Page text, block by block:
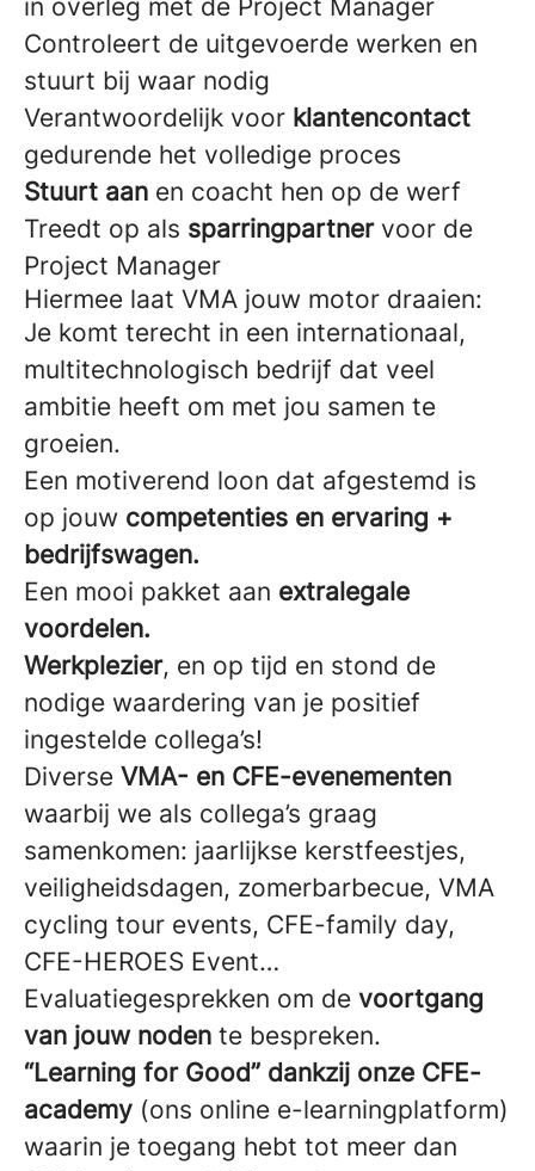
in overleg met de Project Manager
Controleert de uitgevoerde werken en
stuurt bij waar nodig
Verantwoordelijk voor klantencontact
gedurende het volledige proces
Stuurt aan en coacht hen op de werf
Treedt op als sparringpartner voor de
Project Manager
Hiermee laat VMA jouw motor draaien:
Je komt terecht in een internationaal,
multitechnologisch bedrijf dat veel
ambitie heeft om met jou samen te
groeien.
Een motiverend loon dat afgestemd is
op jouw competenties en ervaring +
bedrijfswagen.
Een mooi pakket aan extralegale
voordelen.
Werkplezier, en op tijd en stond de
nodige waardering van je positief
ingestelde collega’s!
Diverse VMA- en CFE-evenementen
waarbij we als collega’s graag
samenkomen: jaarlijkse kerstfeestjes,
veiligheidsdagen, zomerbarbecue, VMA
cycling tour events, CFE-family day,
CFE-HEROES Event…
Evaluatiegesprekken om de voortgang
van jouw noden te bespreken.
“Learning for Good” dankzij onze CFE-
academy (ons online e-learningplatform)
waarin je toegang hebt tot meer dan